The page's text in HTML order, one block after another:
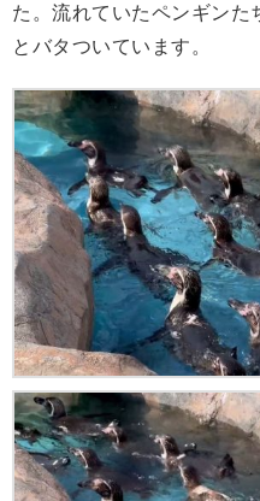
た。流れていたペンギンた
とバタついています。